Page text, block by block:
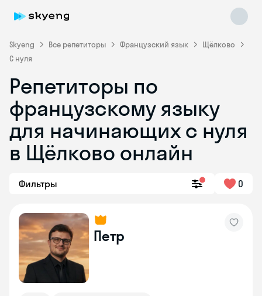
Skyeng Все репетиторы Французский язык
Щёлково
С нуля
Репетиторы по
французскому языку
для начинающих с нуля
в Щёлково онлайн
Фильтры 0
Петр
Skyeng Chat
online